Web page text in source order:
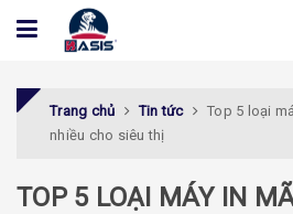
Trang chủ Tin tức
Top 5 loại
nhiều cho siêu thị
TOP 5 LOẠI MÁY IN